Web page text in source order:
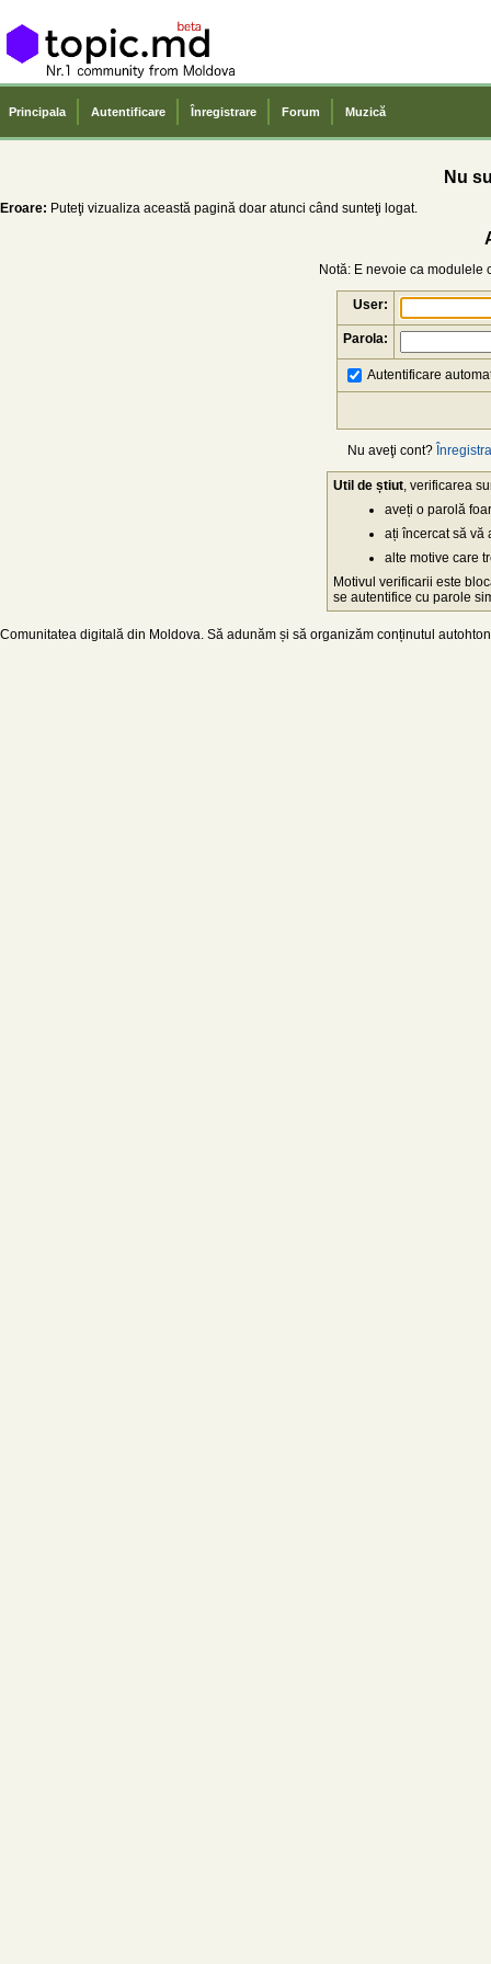
Principala Autentificare Înregistrare Forum Muzică
Nu
Eroare: Puteţi vizualiza această pagină doar atunci când sunteţi logat.
Notă: E nevoie ca modulele
User:
Parola:
Autentificare
Nu aveţi cont?
Util de știut , verificarea
aveți o parolă
ați încercat să vă
alte motive care
Motivul verificarii este
se autentifice cu parole
Comunitatea digitală din Moldova. Să adunăm și să organizăm conținutul